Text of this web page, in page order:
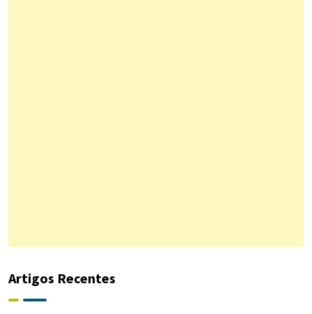
Artigos Recentes